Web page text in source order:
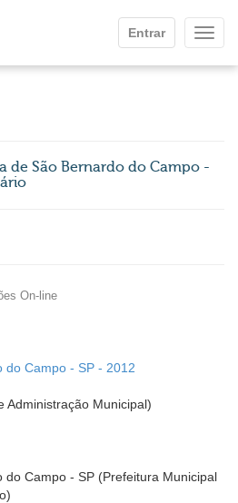
Entrar
de São Bernardo do Campo -
On-line
do Campo - SP - 2012
Administração Municipal)
do Campo - SP (Prefeitura Municipal